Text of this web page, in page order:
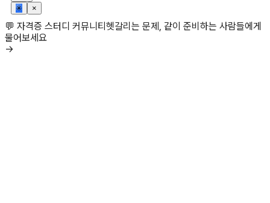
✳ ×
💬 자격증 스터디 커뮤니티헷갈리는 문제, 같이 준비하는 사람들에게
물어보세요
→